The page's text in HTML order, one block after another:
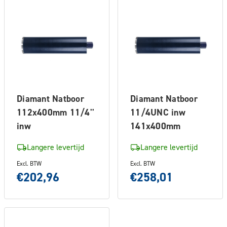
Diamant Natboor
112x400mm 11/4''
inw
Langere levertijd
Excl. BTW
€202,96
Diamant Natboor
11/4UNC inw
141x400mm
Langere levertijd
Excl. BTW
€258,01